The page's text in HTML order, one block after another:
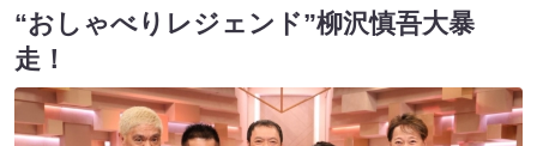
“おしゃべりレジェンド”柳沢慎吾大暴
走！